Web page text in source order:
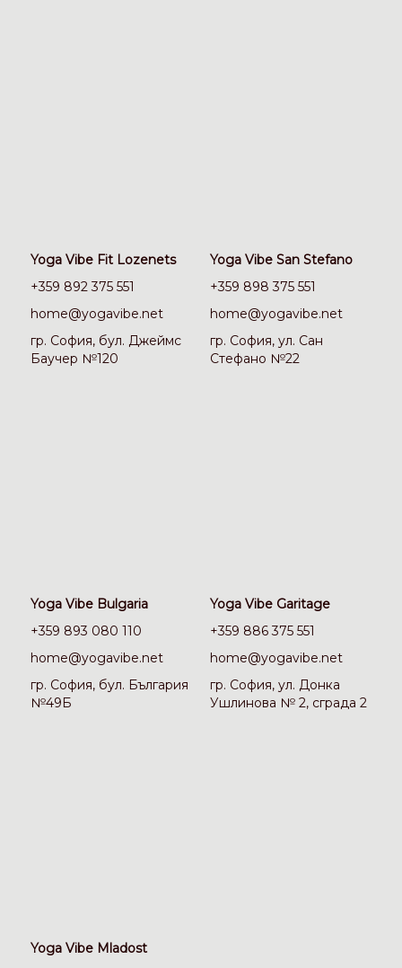
Yoga Vibe Fit Lozenets
+359 892 375 551
home@yogavibe.net
гр. София, бул. Джеймс
Баучер №120
Yoga Vibe San Stefano
+359 898 375 551
home@yogavibe.net
гр. София, ул. Сан
Стефано №22
Yoga Vibe Bulgaria
+359 893 080 110
home@yogavibe.net
гр. София, бул. България
№49Б
Yoga Vibe Garitage
+359 886 375 551
home@yogavibe.net
гр. София, ул. Донка
Ушлинова № 2, сграда 2
Yoga Vibe Mladost